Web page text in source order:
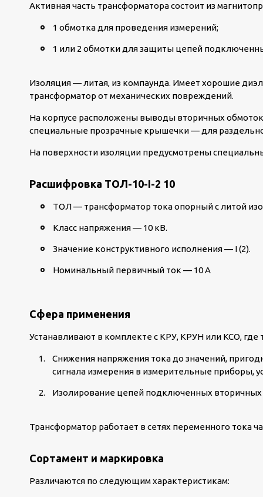
Активная часть трансформатора состоит из
1 обмотка для проведения измерений;
1 или 2 обмотки для защиты цепей
Изоляция — литая, из компаунда. Имеет хорошие
трансформатор от механических повреждений.
На корпусе расположены выводы вторичных
специальные прозрачные крышечки — для
На поверхности изоляции предусмотрены
Расшифровка ТОЛ-10-I-2 10
ТОЛ — трансформатор тока опорный с литой
Класс напряжения — 10 кВ.
Значение конструктивного исполнения — I (2).
Номинальный первичный ток — 10 А
Сфера применения
Устанавливают в комплекте с КРУ, КРУН или КСО,
Снижения напряжения тока до значений,
сигнала измерения в измерительные приборы,
Изолирование цепей подключенных вторичных
Трансформатор работает в сетях переменного тока
Сортамент и маркировка
Различаются по следующим характеристикам: